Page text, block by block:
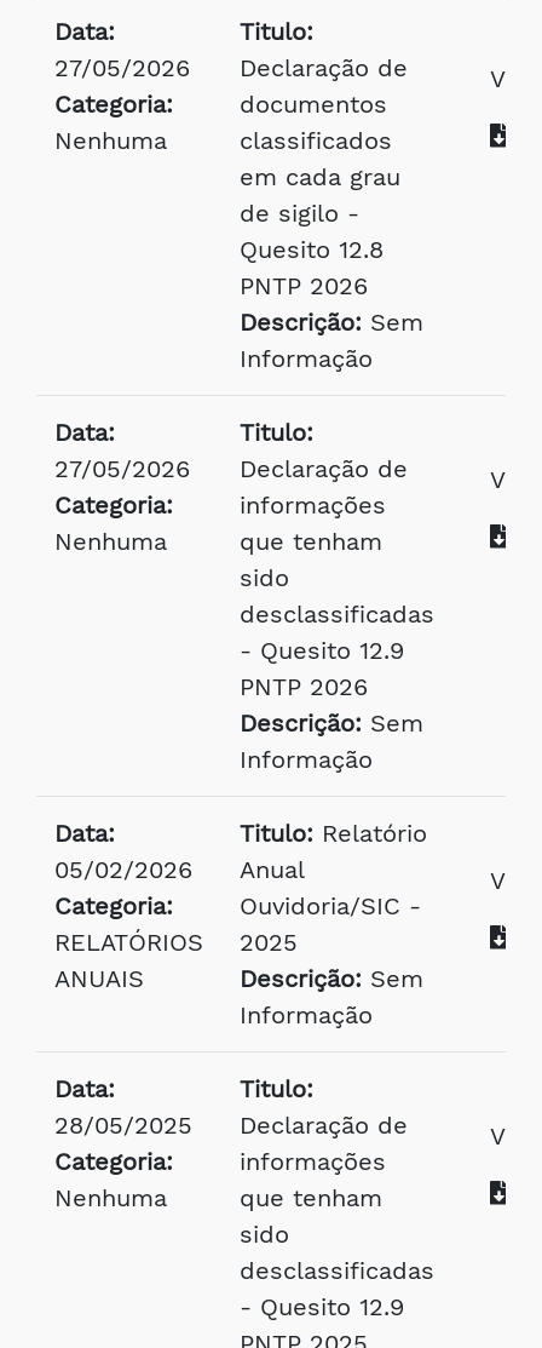
Data:
27/05/2026
Categoria:
Nenhuma
Titulo:
Declaração de
documentos
classificados
em cada grau
de sigilo -
Quesito 12.8
PNTP 2026
Descrição: Sem
Informação
Data:
27/05/2026
Categoria:
Nenhuma
Titulo:
Declaração de
informações
que tenham
sido
desclassificadas
- Quesito 12.9
PNTP 2026
Descrição: Sem
Informação
Data:
05/02/2026
Categoria:
RELATÓRIOS
ANUAIS
Titulo: Relatório
Anual
Ouvidoria/SIC -
2025
Descrição: Sem
Informação
Data:
28/05/2025
Categoria:
Nenhuma
Titulo:
Declaração de
informações
que tenham
sido
desclassificadas
- Quesito 12.9